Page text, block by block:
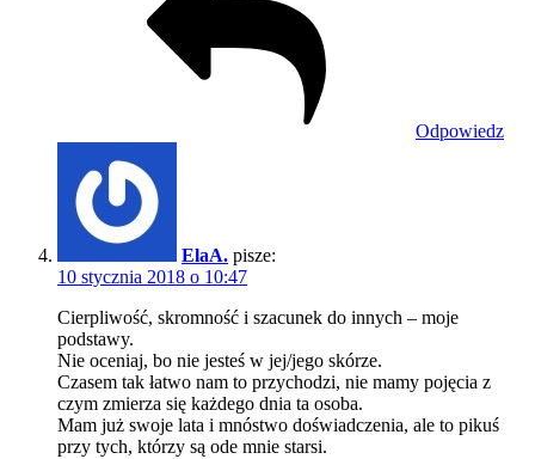
Odpowiedz
ElaA. pisze:
10 stycznia 2018 o 10:47
Cierpliwość, skromność i szacunek do innych – moje
podstawy.
Nie oceniaj, bo nie jesteś w jej/jego skórze.
Czasem tak łatwo nam to przychodzi, nie mamy pojęcia z
czym zmierza się każdego dnia ta osoba.
Mam już swoje lata i mnóstwo doświadczenia, ale to pikuś
przy tych, którzy są ode mnie starsi.